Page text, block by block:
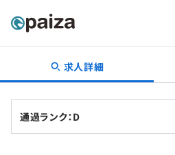
転職・キャリア
新卒就活
求人詳細
通過ランク：D